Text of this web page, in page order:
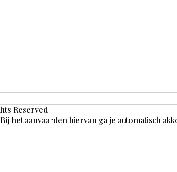
Reserved
het aanvaarden hiervan ga je automatisch